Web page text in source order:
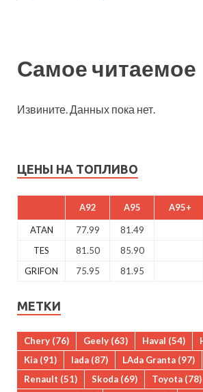
Самое читаемое
Извините. Данных пока нет.
ЦЕНЫ НА ТОПЛИВО
A92 A95 A95+
ATAN 77.99 81.49
TES
81.50 85.90
GRIFON
75.95 81.95
МЕТКИ
Chery (76) Geely (63) Haval (54)
Kia (91) lada (87) LAda Granta (97)
Renault (51) Skoda (69) Toyota (78)